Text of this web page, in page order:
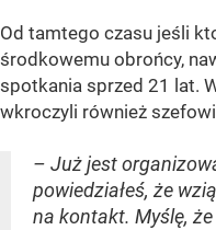
Od tamtego czasu jeśli
środkowemu obrońcy,
spotkania sprzed 21 lat.
wkroczyli również
– Już jest
powiedziałeś, że
na kontakt. Myślę,